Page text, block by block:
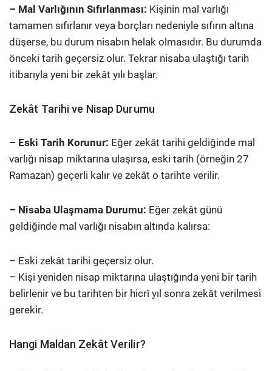
– Mal Varlığının Sıfırlanması: Kişinin mal varlığı
tamamen sıfırlanır veya borçları nedeniyle sıfırın altına
düşerse, bu durum nisabın helak olmasıdır. Bu durumda
önceki tarih geçersiz olur. Tekrar nisaba ulaştığı tarih
itibarıyla yeni bir zekât yılı başlar.
Zekât Tarihi ve Nisap Durumu
– Eski Tarih Korunur: Eğer zekât tarihi geldiğinde mal
varlığı nisap miktarına ulaşırsa, eski tarih (örneğin 27
Ramazan) geçerli kalır ve zekât o tarihte verilir.
– Nisaba Ulaşmama Durumu: Eğer zekât günü
geldiğinde mal varlığı nisabın altında kalırsa:
– Eski zekât tarihi geçersiz olur.
– Kişi yeniden nisap miktarına ulaştığında yeni bir tarih
belirlenir ve bu tarihten bir hicrî yıl sonra zekât verilmesi
gerekir.
Hangi Maldan Zekât Verilir?